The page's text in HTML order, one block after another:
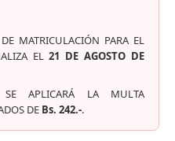
MATRICULACIÓN PARA EL
EL21 DE AGOSTO DE
SE APLICARÁ LA MULTA
DE Bs. 242.-.